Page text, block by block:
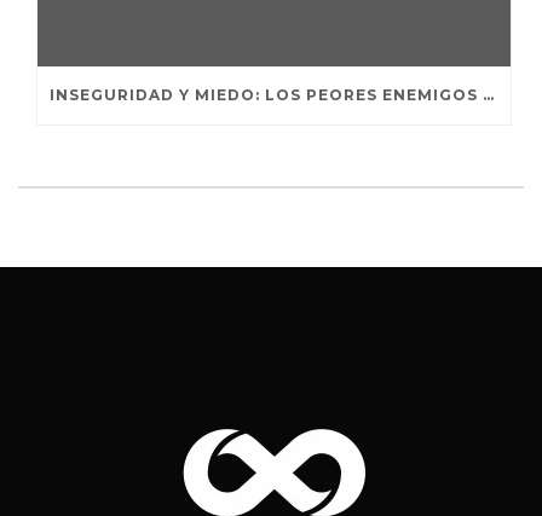
INSEGURIDAD Y MIEDO: LOS PEORES ENEMIGOS DEL EMPRENDEDOR.